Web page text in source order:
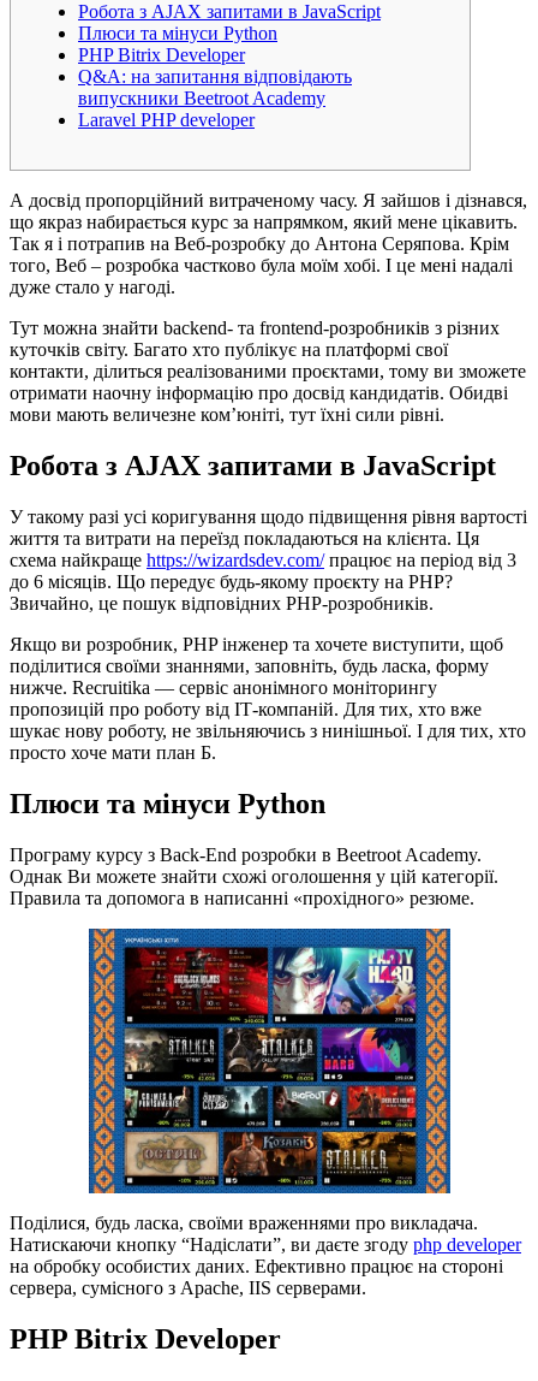
Робота з AJAX запитами в JavaScript
Плюси та мінуси Python
PHP Bitrix Developer
Q&A: на запитання відповідають
випускники Beetroot Academy
Laravel PHP developer
А досвід пропорційний витраченому часу. Я зайшов і дізнався,
що якраз набирається курс за напрямком, який мене цікавить.
Так я і потрапив на Веб-розробку до Антона Серяпова. Крім
того, Веб – розробка частково була моїм хобі. І це мені надалі
дуже стало у нагоді.
Тут можна знайти backend- та frontend-розробників з різних
куточків світу. Багато хто публікує на платформі свої
контакти, ділиться реалізованими проєктами, тому ви зможете
отримати наочну інформацію про досвід кандидатів. Обидві
мови мають величезне ком’юніті, тут їхні сили рівні.
Робота з AJAX запитами в JavaScript
У такому разі усі коригування щодо підвищення рівня вартості
життя та витрати на переїзд покладаються на клієнта. Ця
схема найкраще https://wizardsdev.com/працює на період від 3
до 6 місяців. Що передує будь-якому проєкту на PHP?
Звичайно, це пошук відповідних PHP-розробників.
Якщо ви розробник, PHP інженер та хочете виступити, щоб
поділитися своїми знаннями, заповніть, будь ласка, форму
нижче. Recruitika — сервіс анонімного моніторингу
пропозицій про роботу від ІТ-компаній. Для тих, хто вже
шукає нову роботу, не звільняючись з нинішньої. І для тих, хто
просто хоче мати план Б.
Плюси та мінуси Python
Програму курсу з Back-End розробки в Beetroot Academy.
Однак Ви можете знайти схожі оголошення у цій категорії.
Правила та допомога в написанні «прохідного» резюме.
Поділися, будь ласка, своїми враженнями про викладача.
Натискаючи кнопку “Надіслати”, ви даєте згоду php developer
на обробку особистих даних. Ефективно працює на стороні
сервера, сумісного з Apache, IIS серверами.
PHP Bitrix Developer